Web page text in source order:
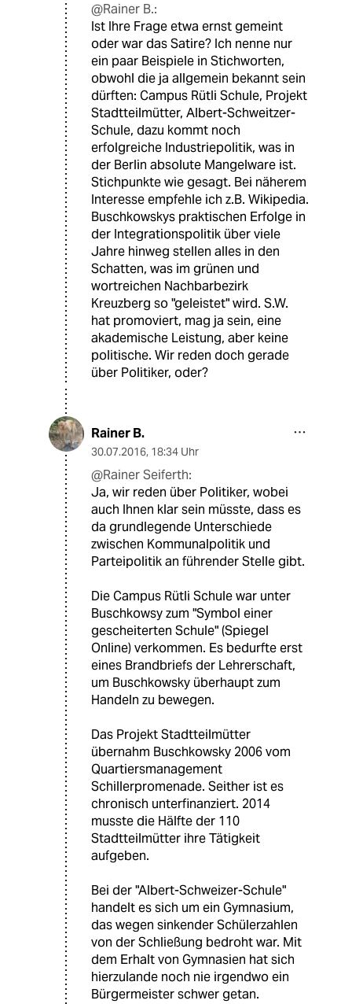
@Rainer B.:
Ist Ihre Frage etwa ernst gemeint
oder war das Satire? Ich nenne nur
ein paar Beispiele in Stichworten,
obwohl die ja allgemein bekannt sein
dürften: Campus Rütli Schule, Projekt
Stadtteilmütter, Albert-Schweitzer-
Schule, dazu kommt noch
erfolgreiche Industriepolitik, was in
der Berlin absolute Mangelware ist.
Stichpunkte wie gesagt. Bei näherem
Interesse empfehle ich z.B. Wikipedia.
Buschkowskys praktischen Erfolge in
der Integrationspolitik über viele
Jahre hinweg stellen alles in den
Schatten, was im grünen und
wortreichen Nachbarbezirk
Kreuzberg so "geleistet" wird. S.W.
hat promoviert, mag ja sein, eine
akademische Leistung, aber keine
politische. Wir reden doch gerade
über Politiker, oder?
Rainer B.
30.07.2016, 18:34 Uhr
@Rainer Seiferth:
Ja, wir reden über Politiker, wobei
auch Ihnen klar sein müsste, dass es
da grundlegende Unterschiede
zwischen Kommunalpolitik und
Parteipolitik an führender Stelle gibt.
Die Campus Rütli Schule war unter
Buschkowsy zum "Symbol einer
gescheiterten Schule" (Spiegel
Online) verkommen. Es bedurfte erst
eines Brandbriefs der Lehrerschaft,
um Buschkowsky überhaupt zum
Handeln zu bewegen.
Das Projekt Stadtteilmütter
übernahm Buschkowsky 2006 vom
Quartiersmanagement
Schillerpromenade. Seither ist es
chronisch unterfinanziert. 2014
musste die Hälfte der 110
Stadtteilmütter ihre Tätigkeit
aufgeben.
Bei der "Albert-Schweizer-Schule"
handelt es sich um ein Gymnasium,
das wegen sinkender Schülerzahlen
von der Schließung bedroht war. Mit
dem Erhalt von Gymnasien hat sich
hierzulande noch nie irgendwo ein
Bürgermeister schwer getan.